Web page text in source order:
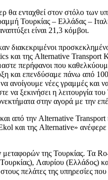
θα ενταχθεί στον στόλο
Τουρκίας – Ελλάδας –
είναι 21,3 κόμβοι.
διακεκριμένοι
και της Alternative Transport
περήφανοι που
και επενδύσαμε πάνω από
νέες γραμμές και
ξεκινήσει η λειτουργία
στην αγορά με την
από την Alternative Transport
και της Alternative»
της Τουρκίας. Τα
Λαυρίου (Ελλάδος)
πελάτες της υπηρεσίες που